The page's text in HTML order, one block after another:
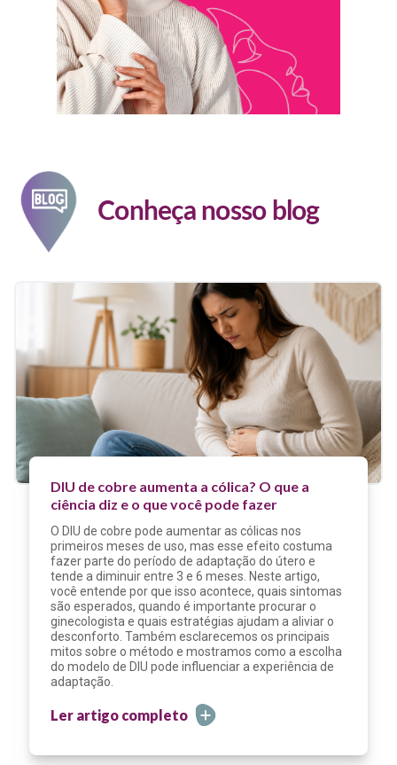
Conheça nosso blog
DIU de cobre aumenta a cólica? O que a
ciência diz e o que você pode fazer
O DIU de cobre pode aumentar as cólicas nos
primeiros meses de uso, mas esse efeito costuma
fazer parte do período de adaptação do útero e
tende a diminuir entre 3 e 6 meses. Neste artigo,
você entende por que isso acontece, quais sintomas
são esperados, quando é importante procurar o
ginecologista e quais estratégias ajudam a aliviar o
desconforto. Também esclarecemos os principais
mitos sobre o método e mostramos como a escolha
do modelo de DIU pode influenciar a experiência de
adaptação.
Ler artigo completo